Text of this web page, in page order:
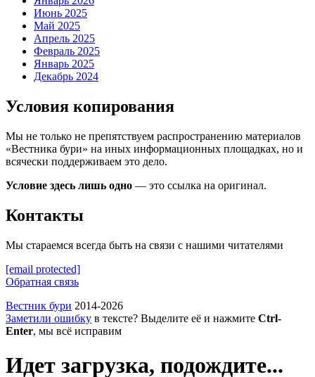
Июнь 2025
Май 2025
Апрель 2025
Февраль 2025
Январь 2025
Декабрь 2024
Условия копирования
Мы не только не препятствуем распространению материалов
«Вестника бури» на иных информационных площадках, но и
всячески поддерживаем это дело.
Условие здесь лишь одно — это ссылка на оригинал.
Контакты
Мы стараемся всегда быть на связи с нашими читателями
[email protected]
Обратная связь
Вестник бури 2014-2026
Заметили ошибку в тексте? Выделите её и нажмите Ctrl-
Enter, мы всё исправим
Идет загрузка, подождите...